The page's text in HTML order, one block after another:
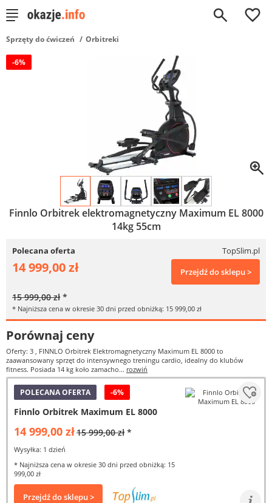
0
Sprzęty do ćwiczeń Orbitreki
-6%
Finnlo Orbitrek elektromagnetyczny Maximum EL 8000
14kg 55cm
Polecana oferta TopSlim.pl
14 999,00 zł Przejdź do sklepu >
15 999,00 zł *
* Najniższa cena w okresie 30 dni przed obniżką: 15 999,00 zł
Porównaj ceny
Oferty: 3 , FINNLO Orbitrek Elektromagnetyczny Maximum EL 8000 to
zaawansowany sprzęt do intensywnego treningu cardio, idealny do klubów
fitness. Posiada 14 kg koło zamacho... rozwiń
POLECANA OFERTA -6%
Finnlo Orbitrek Maximum EL 8000
14 999,00 zł15 999,00 zł *
Wysyłka: 1 dzień
* Najniższa cena w okresie 30 dni przed obniżką: 15
999,00 zł
Przejdź do sklepu >